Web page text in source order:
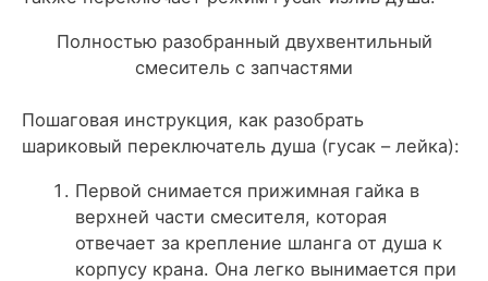
Полностью разобранный двухвентильный
смеситель с запчастями
Пошаговая инструкция, как разобрать
шариковый переключатель душа (гусак – лейка):
Первой снимается прижимная гайка в
верхней части смесителя, которая
отвечает за крепление шланга от душа к
корпусу крана. Она легко вынимается при